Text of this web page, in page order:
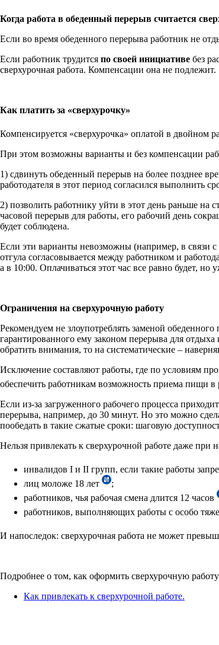
Когда работа в обеденный перерыв считается
Если во время обеденного перерыва работник не
Если работник трудится по своей инициативе без
сверхурочная работа. Компенсации она не подлежит.
Как платить за «сверхурочку»
Компенсируется «сверхурочка» оплатой в двойном
При этом возможны варианты и без компенсации
1) сдвинуть обеденный перерыв на более позднее
работодателя в этот период согласился выполнить
2) позволить работнику уйти в этот день раньше на
часовой перерыв для работы, его рабочий день
будет соблюдена.
Если эти варианты невозможны (например, в связи
отгула согласовывается между работником и
а в 10:00. Оплачиваться этот час все равно будет, но
Ограничения на сверхурочную работу
Рекомендуем не злоупотреблять заменой
гарантированного ему законом перерыва для отдыха
обратить внимания, то на систематические –
Исключение составляют работы, где по условиям
обеспечить работникам возможность приема пищи
Если из-за загруженного рабочего процесса
перерыва, например, до 30 минут. Но это можно
пообедать в такие сжатые сроки: шаговую
Нельзя привлекать к сверхурочной работе даже
инвалидов I и II групп, если такие работы
лиц моложе 18 лет
;
работников, чья рабочая смена длится 12 часов
работников, выполняющих работы с особо
И напоследок: сверхурочная работа не может
Подробнее о том, как оформить сверхурочную
Как привлекать к сверхурочной работе.